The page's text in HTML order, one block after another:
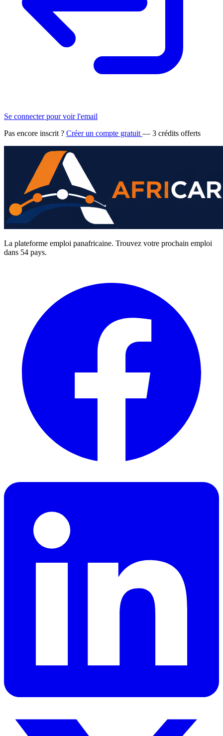
Se connecter pour voir l'email
Pas encore inscrit ? Créer un compte gratuit — 3 crédits offerts
La plateforme emploi panafricaine. Trouvez votre prochain emploi
dans 54 pays.